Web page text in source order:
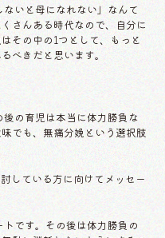
いと母になれない」なんて
さんある時代なので、自分に
その中の1つとして、もっと
べきだと思います。
の育児は本当に体力勝負な
でも、無痛分娩という選択肢
している方に向けてメッセー
です。その後は体力勝負の